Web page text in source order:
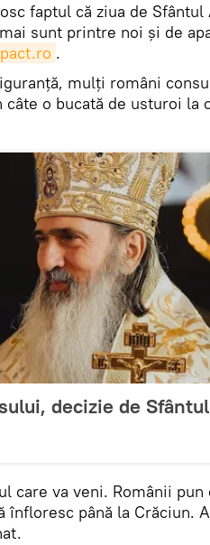
faptul că ziua de
sunt printre noi și de
.
mulți români
o bucată de usturoi
decizie de
care va veni. Românii pun
înfloresc până la Crăciun.